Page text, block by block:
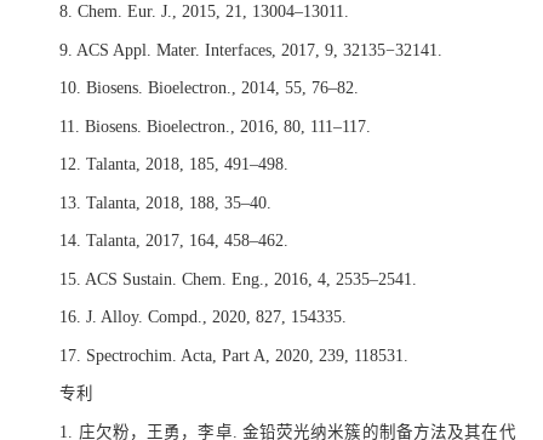
8. Chem. Eur. J., 2015, 21, 13004–13011.
9. ACS Appl. Mater. Interfaces, 2017, 9, 32135−32141.
10. Biosens. Bioelectron., 2014, 55, 76–82.
11. Biosens. Bioelectron., 2016, 80, 111–117.
12. Talanta, 2018, 185, 491–498.
13. Talanta, 2018, 188, 35–40.
14. Talanta, 2017, 164, 458–462.
15. ACS Sustain. Chem. Eng., 2016, 4, 2535–2541.
16. J. Alloy. Compd., 2020, 827, 154335.
17. Spectrochim. Acta, Part A, 2020, 239, 118531.
专利
1. 庄欠粉，王勇，李卓. 金铅荧光纳米簇的制备方法及其在代